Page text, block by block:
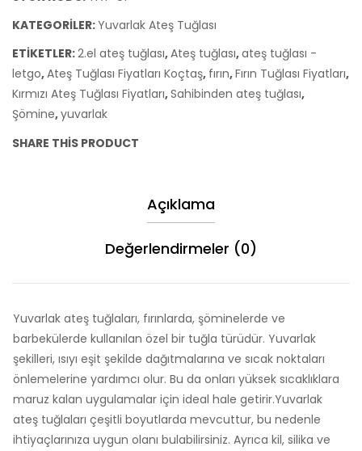
KATEGORILER:Yuvarlak Ateş Tuğlası
ETIKETLER:2.el ateş tuğlası,Ateş tuğlası,ateş tuğlası -
letgo,Ateş Tuğlası Fiyatları Koçtaş, fırın,Fırın Tuğlası Fiyatları,
Kırmızı Ateş Tuğlası Fiyatları,Sahibinden ateş tuğlası,
Şömine,yuvarlak
SHARE THIS PRODUCT
Açıklama
Değerlendirmeler (0)
Yuvarlak ateş tuğlaları, fırınlarda, şöminelerde ve
barbekülerde kullanılan özel bir tuğla türüdür. Yuvarlak
şekilleri, ısıyı eşit şekilde dağıtmalarına ve sıcak noktaları
önlemelerine yardımcı olur. Bu da onları yüksek sıcaklıklara
maruz kalan uygulamalar için ideal hale getirir.Yuvarlak
ateş tuğlaları çeşitli boyutlarda mevcuttur, bu nedenle
ihtiyaçlarınıza uygun olanı bulabilirsiniz. Ayrıca kil, silika ve